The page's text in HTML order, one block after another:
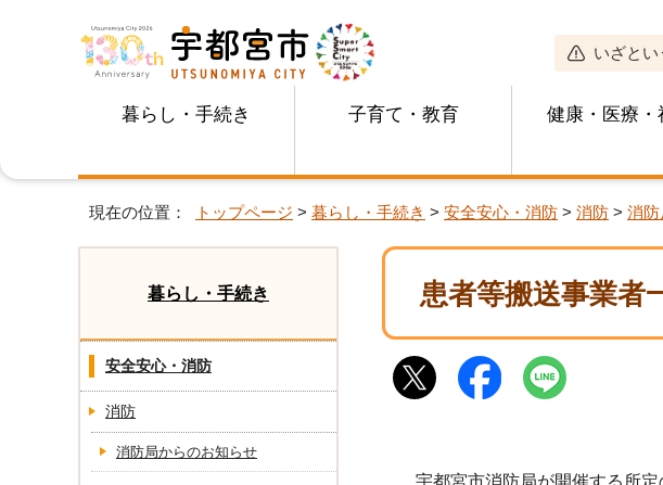
いざとい
暮らし・手続き 子育て・教育 健康・医療・
現在の位置： トップページ > 暮らし・手続き > 安全安心・消防 > 消防 > 消
患者等搬送事業者
暮らし・手続き
安全安心・消防
消防
消防局からのお知らせ